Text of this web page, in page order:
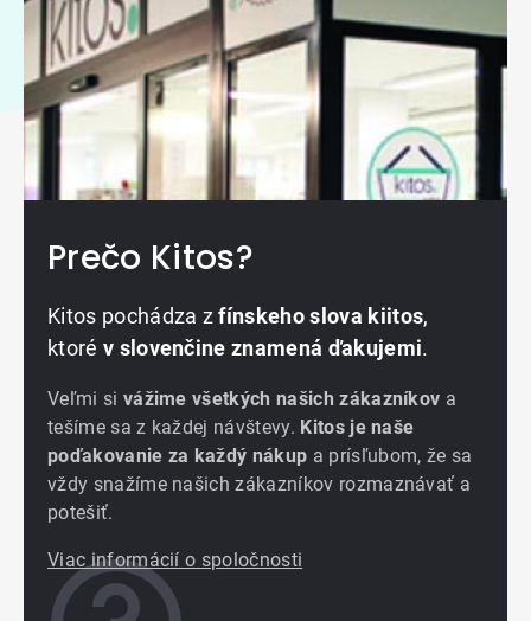
Prečo Kitos?
Kitos pochádza zfínskeho slova kiitos,
ktoré v slovenčine znamená ďakujemi.
Veľmi si vážime všetkých našich zákazníkov a
tešíme sa z každej návštevy. Kitos je naše
poďakovanie za každý nákup a prísľubom, že sa
vždy snažíme našich zákazníkov rozmaznávať a
potešiť.
Viac informácií o spoločnosti